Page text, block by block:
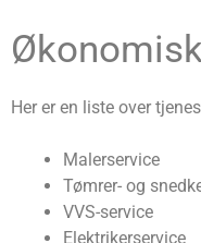
Her er en liste over
Malerservice
Tømrer- og
VVS-service
Elektrikerservice